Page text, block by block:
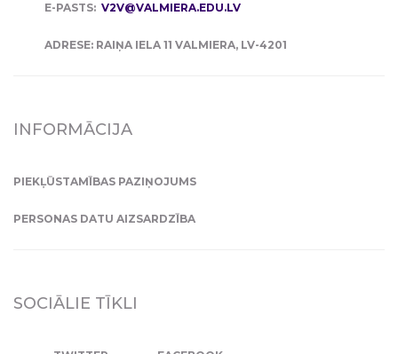
E-PASTS: V2V@VALMIERA.EDU.LV
ADRESE: RAIŅA IELA 11 VALMIERA, LV-4201
INFORMĀCIJA
PIEKĻŪSTAMĪBAS PAZIŅOJUMS
PERSONAS DATU AIZSARDZĪBA
SOCIĀLIE TĪKLI